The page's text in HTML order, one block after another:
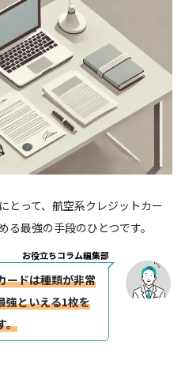
とって、航空系クレジットカー
る最強の手段のひとつです。
お役立ちコラム編集部
ードは種類が非常
強といえる1枚を
。